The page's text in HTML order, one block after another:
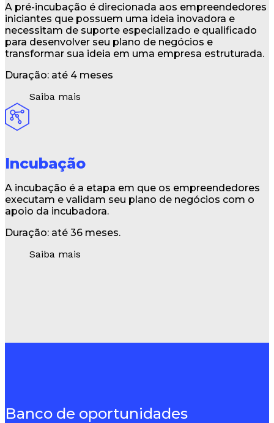
A pré-incubação é direcionada aos empreendedores
iniciantes que possuem uma ideia inovadora e
necessitam de suporte especializado e qualificado
para desenvolver seu plano de negócios e
transformar sua ideia em uma empresa estruturada.
Duração: até 4 meses
Saiba mais
Incubação
A incubação é a etapa em que os empreendedores
executam e validam seu plano de negócios com o
apoio da incubadora.
Duração: até 36 meses.
Saiba mais
Banco de oportunidades